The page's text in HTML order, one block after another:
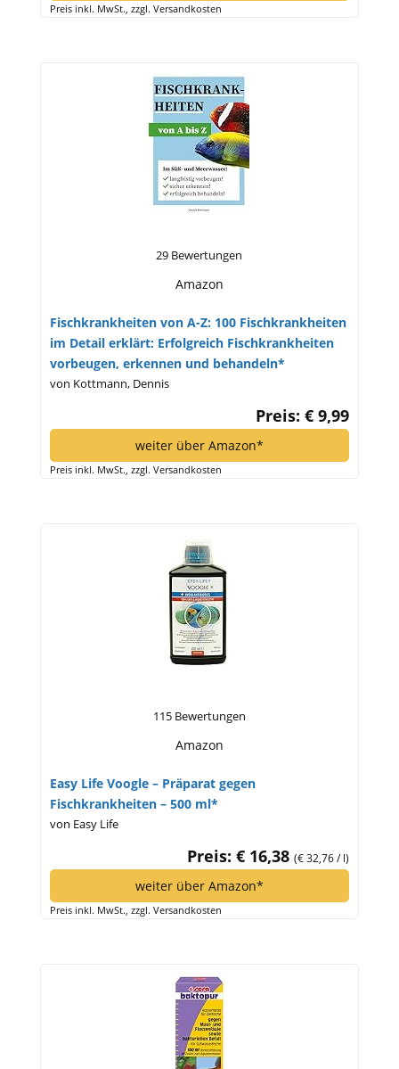
Preis inkl. MwSt., zzgl. Versandkosten
29 Bewertungen
Amazon
Fischkrankheiten von A-Z: 100 Fischkrankheiten
im Detail erklärt: Erfolgreich Fischkrankheiten
vorbeugen, erkennen und behandeln*
von Kottmann, Dennis
Preis: € 9,99
weiter über Amazon*
Preis inkl. MwSt., zzgl. Versandkosten
115 Bewertungen
Amazon
Easy Life Voogle – Präparat gegen
Fischkrankheiten – 500 ml*
von Easy Life
Preis: € 16,38(€ 32,76 / l)
weiter über Amazon*
Preis inkl. MwSt., zzgl. Versandkosten